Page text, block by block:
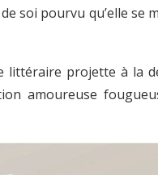
soi pourvu qu’elle se
littéraire projette à la
amoureuse